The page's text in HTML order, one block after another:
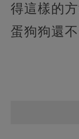
得這樣的
蛋狗狗